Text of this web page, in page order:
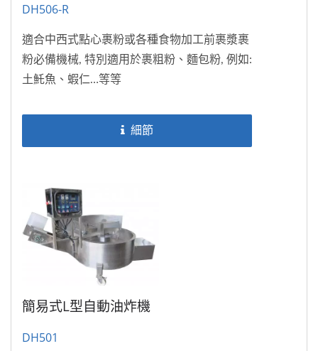
DH506-R
適合中西式點心裹粉或各種食物加工前裹漿裹
粉必備機械, 特別適用於裹粗粉、麵包粉, 例如:
土魠魚、蝦仁…等等
細節
簡易式L型自動油炸機
DH501